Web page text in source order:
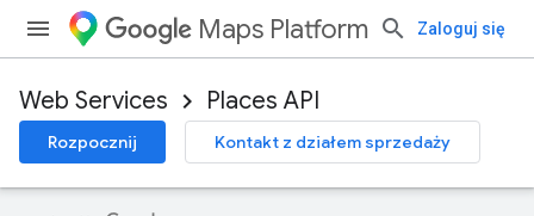
Maps Platform Zaloguj się
Web Services Places API
Rozpocznij Kontakt z działem sprzedaży